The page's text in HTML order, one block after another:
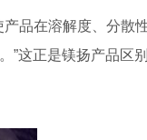
品在溶解度、分散
”这正是镁扬产品区